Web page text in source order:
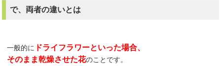
で、両者の違いとは
一般的に ドライフラワーといった場合、
そのまま乾燥させた花のことです。